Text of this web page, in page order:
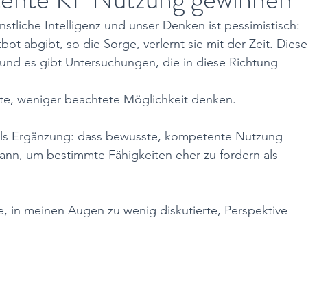
Intelligenz und unser Denken ist pessimistisch:
abgibt, so die Sorge, verlernt sie mit der Zeit. Diese
es gibt Untersuchungen, die in diese Richtung
weniger beachtete Möglichkeit denken.
Ergänzung: dass bewusste, kompetente Nutzung
um bestimmte Fähigkeiten eher zu fordern als
in meinen Augen zu wenig diskutierte, Perspektive